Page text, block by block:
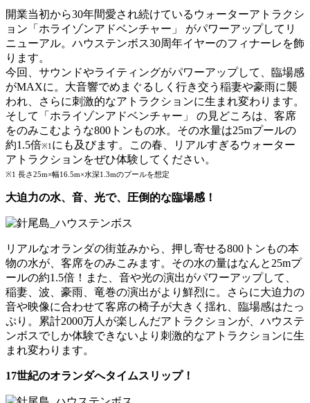
開業当初から30年間愛され続けているウォーターアトラクシ
ョン「ホライゾンアドベンチャー」 がパワーアップしてリ
ニューアル。ハウステンボス30周年イヤーのフィナーレを飾
ります。
今回、サウンドやライティングがパワーアップして、臨場感
がMAXに。大音響でめまぐるしく行き交う稲妻や豪雨に襲
われ、さらに刺激的なアトラクションに生まれ変わります。
そして「ホライゾンアドベンチャー」 の見どころは、客席
をのみこむような800トンもの水。その水量は25mプールの
約1.5倍※1 にも及びます。この春、リアルすぎるウォーター
アトラクションをぜひ体験してください。
※1 長さ25m×幅16.5m×水深1.3mのプールを想定
大迫力の水、音、光で、圧倒的な臨場感！
リアルなオランダの街並みから、押し寄せる800トンもの本
物の水が、客席をのみこみます。その水の量はなんと25mプ
ールの約1.5倍！また、音や光の演出がパワーアップして、
稲妻、波、豪雨、竜巻の演出がより鮮烈に。さらに大迫力の
音や映像に合わせて客席の椅子が大きく揺れ、臨場感はたっ
ぷり。累計2000万人が楽しんだアトラクションが、ハウステ
ンボスでしか体験できないより刺激的なアトラクションに生
まれ変わります。
17世紀のオランダへタイムスリップ！